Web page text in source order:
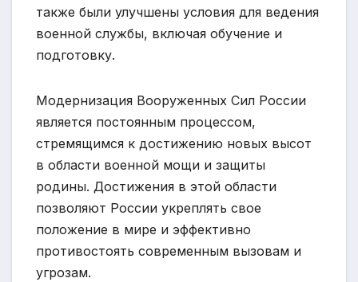
также были улучшены условия для ведения
военной службы, включая обучение и
подготовку.
Модернизация Вооруженных Сил России
является постоянным процессом,
стремящимся к достижению новых высот
в области военной мощи и защиты
родины. Достижения в этой области
позволяют России укреплять свое
положение в мире и эффективно
противостоять современным вызовам и
угрозам.